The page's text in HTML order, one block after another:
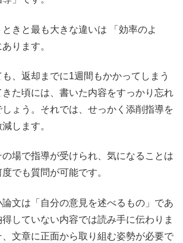
きと最も大きな違いは 「効率のよ
ります。
、返却までに1週間もかかってしまう
た頃には、書いた内容をすっかり忘れ
ょう。それでは、せっかく添削指導を
します。
場で指導が受けられ、気になることは
でも質問が可能です。
文は「自分の意見を述べるもの」であ
していない内容では読み手に伝わりま
文章に正面から取り組む姿勢が必要で